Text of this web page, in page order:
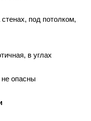
под потолком,
в углах
опасны